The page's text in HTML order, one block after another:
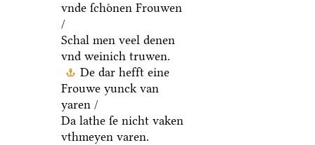
vnde ſchoͤnen Frouwen
/
Schal men veel denen
vnd weinich truwen.
De dar hefft eine
Frouwe yunck van
yaren /
Da lathe ſe nicht vaken
vthmeyen varen.